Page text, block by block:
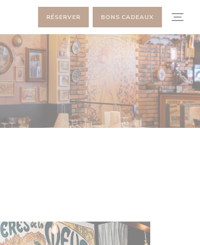
RÉSERVER BONS CADEAUX